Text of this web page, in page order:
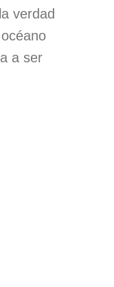
verdad
a ser